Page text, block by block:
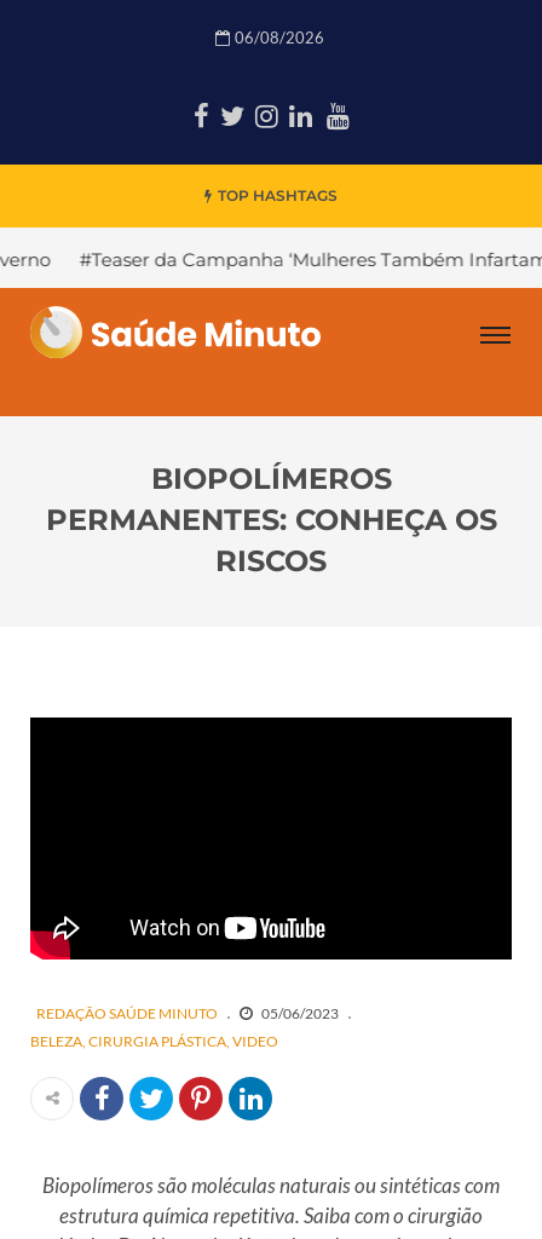
06/08/2026
TOP HASHTAGS
#Teaser da Campanha ‘Mulheres Também Infartam’
BIOPOLÍMEROS
PERMANENTES: CONHEÇA OS
RISCOS
REDAÇÃO SAÚDE MINUTO
05/06/2023
BELEZA CIRURGIA PLÁSTICA VIDEO
Biopolímeros são moléculas naturais ou sintéticas com
estrutura química repetitiva. Saiba com o cirurgião